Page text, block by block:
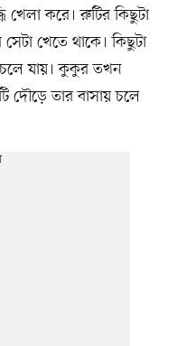
খেলা করে। রুটির কিছুটা
খেতে থাকে। কিছুটা
যায়। কুকুর তখন
দৌড়ে তার বাসায় চলে